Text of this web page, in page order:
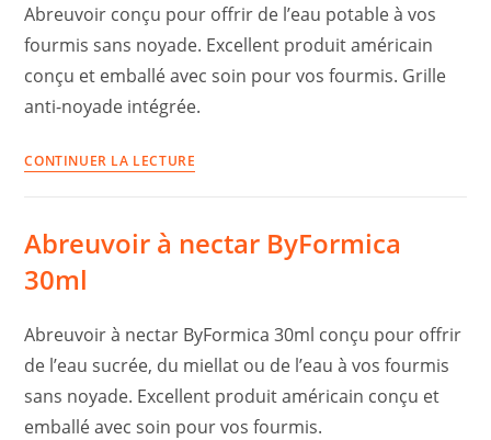
Mini
ByFormica
Abreuvoir conçu pour offrir de l’eau potable à vos
fourmis sans noyade. Excellent produit américain
conçu et emballé avec soin pour vos fourmis. Grille
anti-noyade intégrée.
CONTINUER LA LECTURE
Mega
Abreuvoir à nectar ByFormica
30ml
Abreuvoir à nectar ByFormica 30ml conçu pour offrir
de l’eau sucrée, du miellat ou de l’eau à vos fourmis
sans noyade. Excellent produit américain conçu et
emballé avec soin pour vos fourmis.